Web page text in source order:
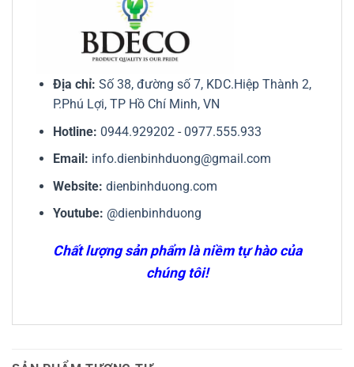
Địa chỉ: Số 38, đường số 7, KDC.Hiệp Thành 2,
P.Phú Lợi, TP Hồ Chí Minh, VN
Hotline: 0944.929202 - 0977.555.933
Email: info.dienbinhduong@gmail.com
Website: dienbinhduong.com
Youtube: @dienbinhduong
Chất lượng sản phẩm là niềm tự hào của
chúng tôi!